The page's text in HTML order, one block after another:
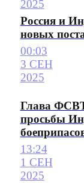
2025
Россия и
новых
00:03
3 СЕН
2025
Глава
просьбы
13:24
1 СЕН
2025